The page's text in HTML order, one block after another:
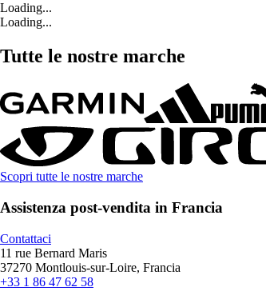
Loading...
Loading...
Tutte le nostre marche
Scopri tutte le nostre marche
Assistenza post-vendita in Francia
Contattaci
11 rue Bernard Maris
37270 Montlouis-sur-Loire, Francia
+33 1 86 47 62 58